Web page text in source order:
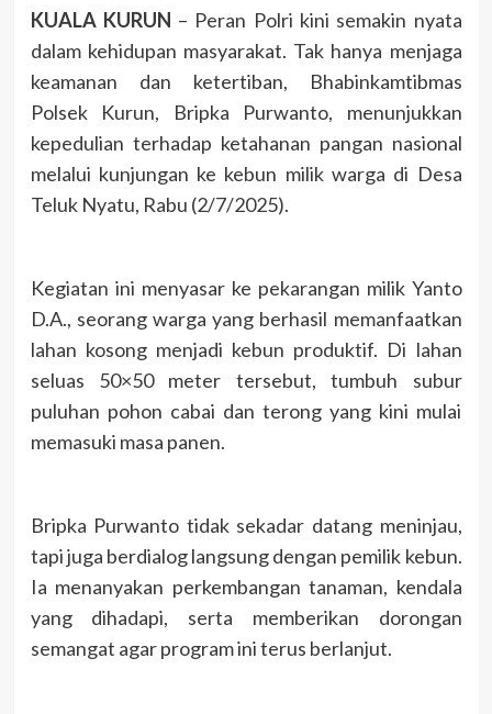
KUALA KURUN – Peran Polri kini semakin nyata
dalam kehidupan masyarakat. Tak hanya menjaga
keamanan dan ketertiban, Bhabinkamtibmas
Polsek Kurun, Bripka Purwanto, menunjukkan
kepedulian terhadap ketahanan pangan nasional
melalui kunjungan ke kebun milik warga di Desa
Teluk Nyatu, Rabu (2/7/2025).
Kegiatan ini menyasar ke pekarangan milik Yanto
D.A., seorang warga yang berhasil memanfaatkan
lahan kosong menjadi kebun produktif. Di lahan
seluas 50×50 meter tersebut, tumbuh subur
puluhan pohon cabai dan terong yang kini mulai
memasuki masa panen.
Bripka Purwanto tidak sekadar datang meninjau,
tapi juga berdialog langsung dengan pemilik kebun.
Ia menanyakan perkembangan tanaman, kendala
yang dihadapi, serta memberikan dorongan
semangat agar program ini terus berlanjut.